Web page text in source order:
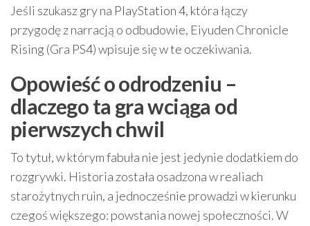
Jeśli szukasz gry na PlayStation 4, która łączy
przygodę z narracją o odbudowie, Eiyuden Chronicle
Rising (Gra PS4) wpisuje się w te oczekiwania.
Opowieść o odrodzeniu –
dlaczego ta gra wciąga od
pierwszych chwil
To tytuł, w którym fabuła nie jest jedynie dodatkiem do
rozgrywki. Historia została osadzona w realiach
starożytnych ruin, a jednocześnie prowadzi w kierunku
czegoś większego: powstania nowej społeczności. W